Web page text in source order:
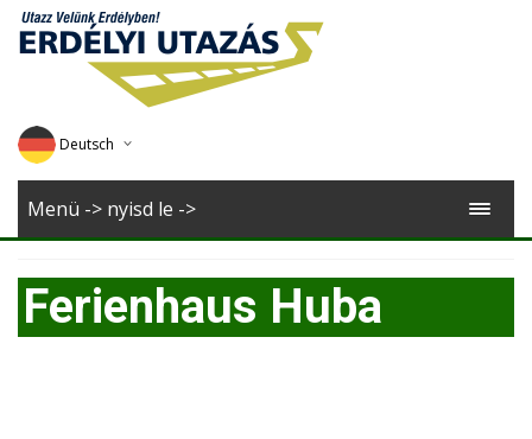
Deutsch
English
Romana
Menü -> nyisd le ->
Ferienhaus Huba